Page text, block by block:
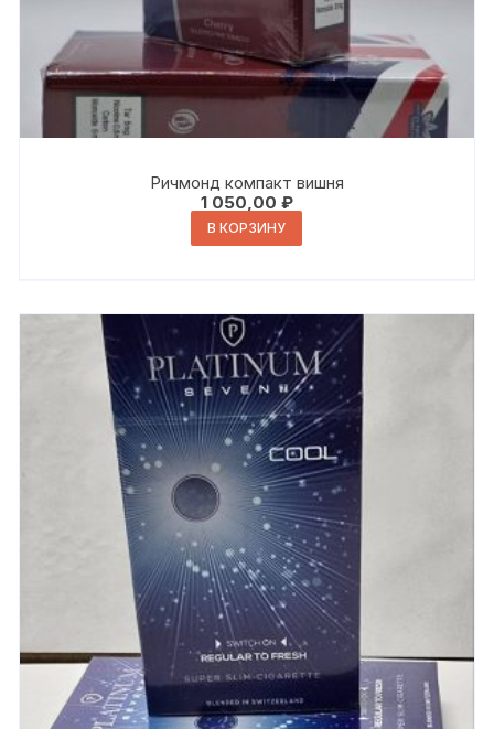
Ричмонд компакт вишня
1 050,00 ₽
В КОРЗИНУ